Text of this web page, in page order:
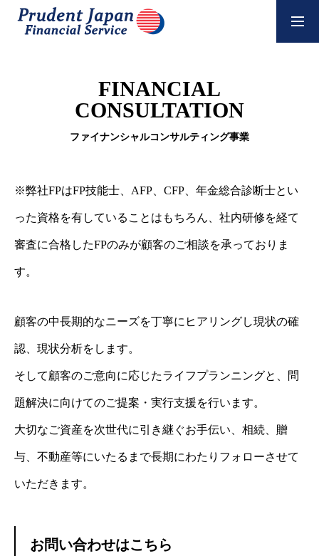
RECRUIT
POLICY
FINANCIAL
CONSULTATION
ファイナンシャルコンサルティング事業
※弊社FPはFP技能士、AFP、CFP、年金総合診断士とい
った資格を有していることはもちろん、社内研修を経て
審査に合格したFPのみが顧客のご相談を承っておりま
す。
顧客の中長期的なニーズを丁寧にヒアリングし現状の確
認、現状分析をします。
そして顧客のご意向に応じたライフプランニングと、問
題解決に向けてのご提案・実行支援を行います。
大切なご資産を次世代に引き継ぐお手伝い、相続、贈
与、不動産等にいたるまで長期にわたりフォローさせて
いただきます。
お問い合わせはこちら